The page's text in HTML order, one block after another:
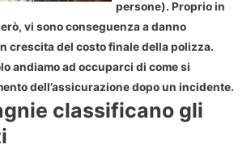
persone). Proprio in
vi sono conseguenza a danno
crescita del costo finale della polizza.
andiamo ad occuparci di come si
dell’assicurazione dopo un incidente.
classificano gli